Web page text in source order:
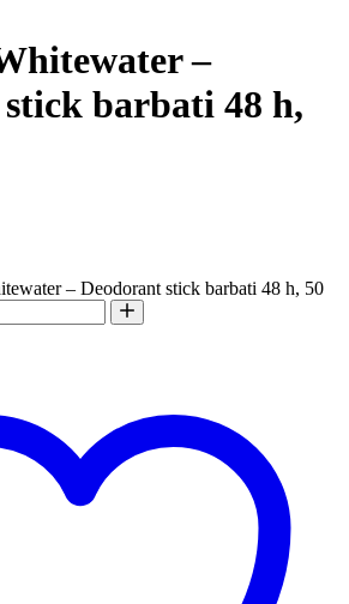
–
barbati 48 h,
– Deodorant stick barbati 48 h, 50